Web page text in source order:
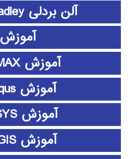
آلن بردلی Allen bradley
آموزش
آموزش 3D MAX
آموزش abaqus
آموزش ANSYS
آموزش ArcGIS